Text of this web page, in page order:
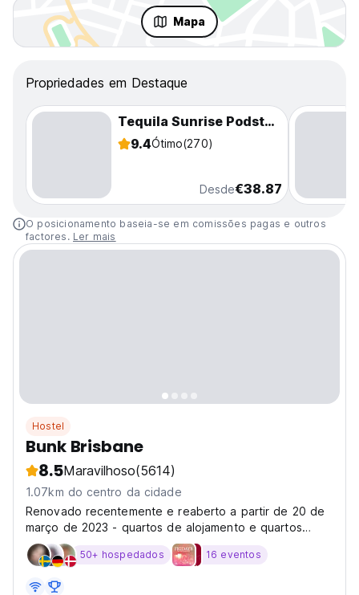
Mapa
Propriedades em Destaque
Tequila Sunrise Podstel Brisbane
9.4Ótimo(270)
Desde€38.87
O posicionamento baseia-se em comissões pagas e outros
factores. Ler mais
Hostel
Bunk Brisbane
8.5Maravilhoso(5614)
1.07km do centro da cidade
Renovado recentemente e reaberto a partir de 20 de
março de 2023 - quartos de alojamento e quartos
privados com luz e brilho disponíveis.
50+ hospedados 16 eventos